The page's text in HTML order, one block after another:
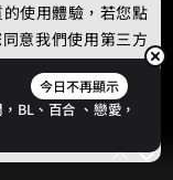
今日不再顯示
BL、 百合 、戀愛，
使用體驗，若您點
意我們使用第三方